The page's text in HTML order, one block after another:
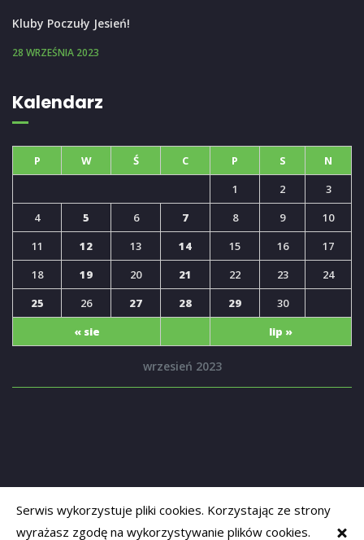
Kluby Poczuły Jesień!
28 WRZEŚNIA 2023
Kalendarz
wrzesień 2023
P W Ś C P S N
« sie lip »
1 2
3
4
5 6 7 8 9
10
11
12 13 14 15 16
17
18
19 20 21 22 23
24
25
26 27 28 29 30
Serwis wykorzystuje pliki cookies. Korzystając ze strony
wyrażasz zgodę na wykorzystywanie plików cookies.